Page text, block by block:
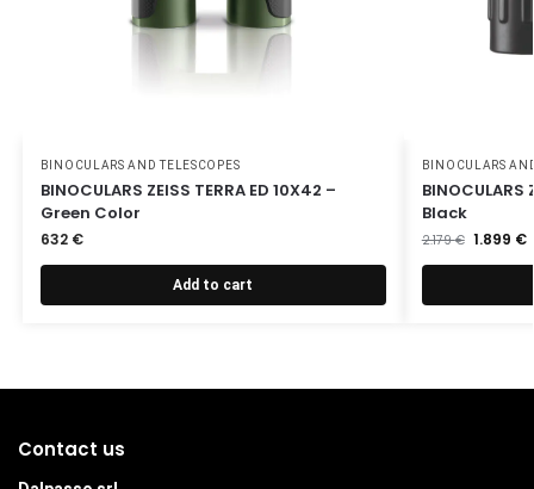
BINOCULARS AND TELESCOPES
BINOCULARS ZEISS TERRA ED 10X42 –
Green Color
632 €
Add to cart
BINOCULARS
BINOCULARS
Black
2.179€ 1.899 €
Contact us